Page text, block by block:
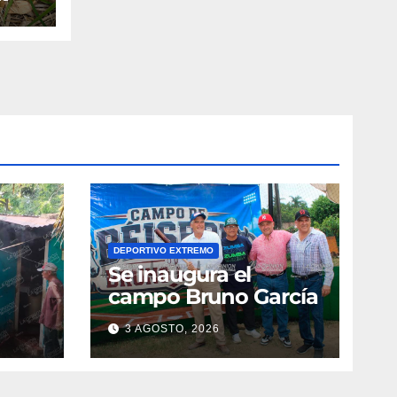
DEPORTIVO EXTREMO
Se inaugura el
campo Bruno García
3 AGOSTO, 2026